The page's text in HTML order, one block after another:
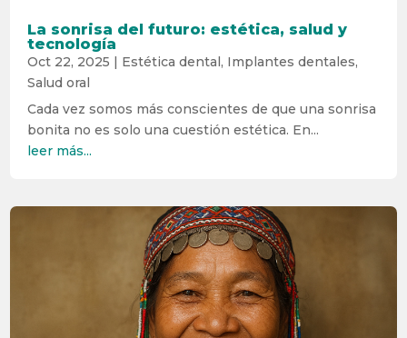
La sonrisa del futuro: estética, salud y
tecnología
Oct 22, 2025 | Estética dental, Implantes dentales,
Salud oral
Cada vez somos más conscientes de que una sonrisa
bonita no es solo una cuestión estética. En...
leer más...